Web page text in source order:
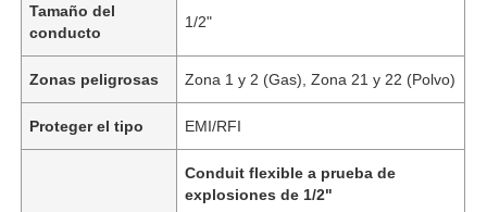
Tamaño del
conducto
1/2"
Zonas peligrosas Zona 1 y 2 (Gas), Zona 21 y 22 (Polvo)
Proteger el tipo EMI/RFI
Conduit flexible a prueba de
explosiones de 1/2"